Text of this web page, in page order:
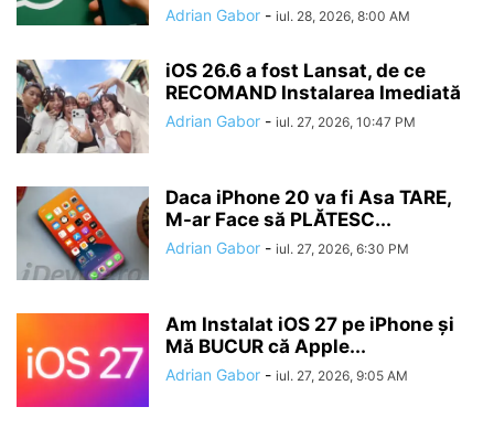
Adrian Gabor - iul. 28, 2026, 8:00 AM
iOS 26.6 a fost Lansat, de ce
RECOMAND Instalarea Imediată
Adrian Gabor - iul. 27, 2026, 10:47 PM
Daca iPhone 20 va fi Asa TARE,
M-ar Face să PLĂTESC...
Adrian Gabor - iul. 27, 2026, 6:30 PM
Am Instalat iOS 27 pe iPhone și
Mă BUCUR că Apple...
Adrian Gabor - iul. 27, 2026, 9:05 AM